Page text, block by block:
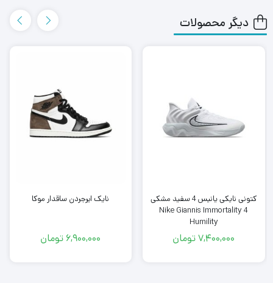
دیگر محصولات
کتونی نایکی یانیس 4 سفید مشکی
Nike Giannis Immortality 4
Humility
7,400,000تومان
نایک ایرجردن ساقدار موکا
6,900,000 تومان